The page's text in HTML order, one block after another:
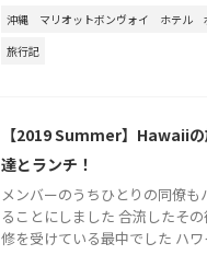
沖縄 マリオットボンヴォイ ホテル
旅行記
【2019 Summer】Hawaii
達とランチ！
メンバーのうちひとりの同僚
ることにしました 合流したそ
修を受けている最中でした ハ